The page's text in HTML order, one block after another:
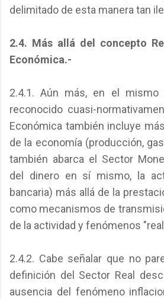
delimitado de esta manera tan
2.4. Más allá del concepto
Económica.-
2.4.1. Aún más, en el mismo
reconocido cuasi-
Económica también incluye
de la economía (producción,
también abarca el Sector
del dinero en sí mismo, la
bancaria) más allá de la
como mecanismos de
de la actividad y fenómenos
2.4.2. Cabe señalar que no
definición del Sector Real
ausencia del fenómeno